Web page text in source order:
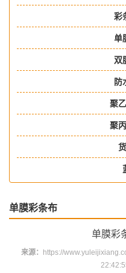
彩
单
双
防
聚
聚
单膜彩条布
单膜彩
来源： https://